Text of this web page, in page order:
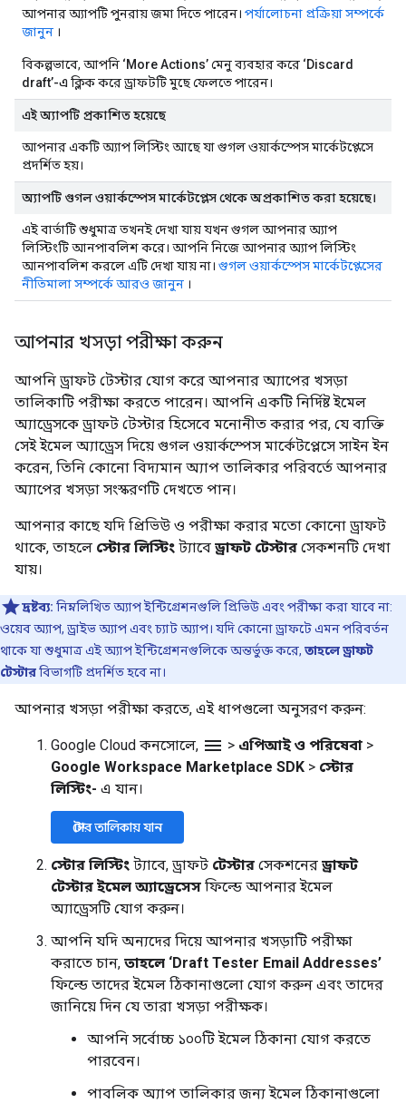
আপনার অ্যাপটি পুনরায় জমা দিতে পারেন। পর্যালোচনা প্রক্রিয়া সম্পর্কে
জানুন ।
বিকল্পভাবে, আপনি ‘More Actions’মেনু ব্যবহার করে ‘Discard
draft’-এ ক্লিক করে ড্রাফটটি মুছে ফেলতে পারেন।
এই অ্যাপটি প্রকাশিত হয়েছে
আপনার একটি অ্যাপ লিস্টিং আছে যা গুগল ওয়ার্কস্পেস মার্কেটপ্লেসে
প্রদর্শিত হয়।
অ্যাপটি গুগল ওয়ার্কস্পেস মার্কেটপ্লেস থেকে অপ্রকাশিত করা হয়েছে।
এই বার্তাটি শুধুমাত্র তখনই দেখা যায় যখন গুগল আপনার অ্যাপ
লিস্টিংটি আনপাবলিশ করে। আপনি নিজে আপনার অ্যাপ লিস্টিং
আনপাবলিশ করলে এটি দেখা যায় না। গুগল ওয়ার্কস্পেস মার্কেটপ্লেসের
নীতিমালা সম্পর্কে আরও জানুন ।
আপনার খসড়া পরীক্ষা করুন
আপনি ড্রাফট টেস্টার যোগ করে আপনার অ্যাপের খসড়া
তালিকাটি পরীক্ষা করতে পারেন। আপনি একটি নির্দিষ্ট ইমেল
অ্যাড্রেসকে ড্রাফট টেস্টার হিসেবে মনোনীত করার পর, যে ব্যক্তি
সেই ইমেল অ্যাড্রেস দিয়ে গুগল ওয়ার্কস্পেস মার্কেটপ্লেসে সাইন ইন
করেন, তিনি কোনো বিদ্যমান অ্যাপ তালিকার পরিবর্তে আপনার
অ্যাপের খসড়া সংস্করণটি দেখতে পান।
আপনার কাছে যদি প্রিভিউ ও পরীক্ষা করার মতো কোনো ড্রাফট
থাকে, তাহলে স্টোর লিস্টিং ট্যাবে ড্রাফট টেস্টার সেকশনটি দেখা
যায়।
দ্রষ্টব্য: নিম্নলিখিত অ্যাপ ইন্টিগ্রেশনগুলি প্রিভিউ এবং পরীক্ষা করা যাবে না:
ওয়েব অ্যাপ, ড্রাইভ অ্যাপ এবং চ্যাট অ্যাপ। যদি কোনো ড্রাফটে এমন পরিবর্তন
থাকে যা শুধুমাত্র এই অ্যাপ ইন্টিগ্রেশনগুলিকে অন্তর্ভুক্ত করে, তাহলে ড্রাফট
টেস্টারবিভাগটি প্রদর্শিত হবে না।
আপনার খসড়া পরীক্ষা করতে, এই ধাপগুলো অনুসরণ করুন:
Google Cloud কনসোলে, menu > এপিআই ও পরিষেবা >
Google Workspace Marketplace SDK > স্টোর
লিস্টিং- এ যান।
স্টোর তালিকায় যান
স্টোর লিস্টিং ট্যাবে, ড্রাফট টেস্টার সেকশনের ড্রাফট
টেস্টার ইমেল অ্যাড্রেসেস ফিল্ডে আপনার ইমেল
অ্যাড্রেসটি যোগ করুন।
আপনি যদি অন্যদের দিয়ে আপনার খসড়াটি পরীক্ষা
করাতে চান, তাহলে ‘Draft Tester Email Addresses’
ফিল্ডে তাদের ইমেল ঠিকানাগুলো যোগ করুন এবং তাদের
জানিয়ে দিন যে তারা খসড়া পরীক্ষক।
আপনি সর্বোচ্চ ১০০টি ইমেল ঠিকানা যোগ করতে
পারবেন।
পাবলিক অ্যাপ তালিকার জন্য ইমেল ঠিকানাগুলো